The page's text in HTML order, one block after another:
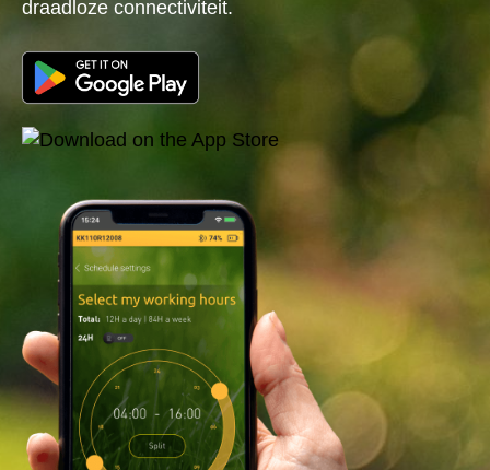
draadloze connectiviteit.